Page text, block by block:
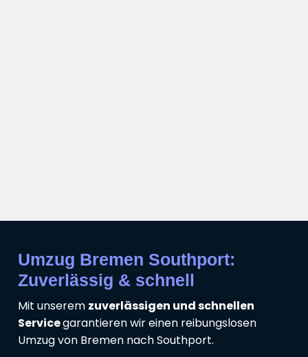
Umzug Bremen Southport:
Zuverlässig & schnell
Mit unserem zuverlässigen und schnellen
Servicegarantieren wir einen reibungslosen
Umzug von Bremen nach Southport.